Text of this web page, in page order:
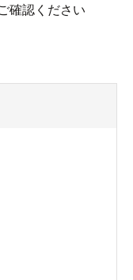
確認ください